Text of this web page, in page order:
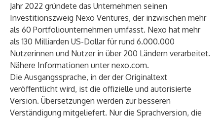
Jahr 2022 gründete das Unternehmen seinen
Investitionszweig Nexo Ventures, der inzwischen mehr
als 60 Portfoliounternehmen umfasst. Nexo hat mehr
als 130 Milliarden US-Dollar für rund 6.000.000
Nutzerinnen und Nutzer in über 200 Ländern verarbeitet.
Nähere Informationen unternexo.com.
Die Ausgangssprache, in der der Originaltext
veröffentlicht wird, ist die offizielle und autorisierte
Version. Übersetzungen werden zur besseren
Verständigung mitgeliefert. Nur die Sprachversion, die